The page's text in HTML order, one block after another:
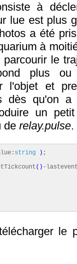
à
lue est plus
a été
à
le
plus
l'objet et
dès qu'on a
un
de relay.pulse.
string ) ;
( ) -
le